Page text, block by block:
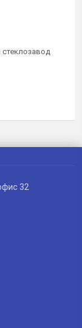
стеклозавод
32